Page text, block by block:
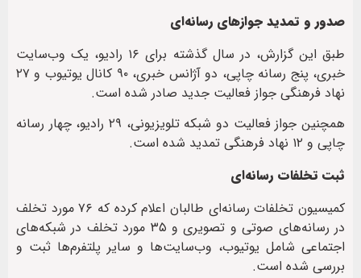
صدور و تمدید جوازهای رسانه‌ای
طبق این گزارش، در سال گذشته برای ۱۶ رادیو، یک وب‌سایت
خبری، پنج رسانه چاپی، دو آژانس خبری، ۹۰ کانال یوتیوب و ۲۷
نهاد فرهنگی جواز فعالیت جدید صادر شده است.
همچنین جواز فعالیت دو شبکه تلویزیونی، ۲۹ رادیو، چهار رسانه
چاپی و ۱۲ نهاد فرهنگی تمدید شده است.
ثبت تخلفات رسانه‌ای
کمیسیون تخلفات رسانه‌ای طالبان اعلام کرده که ۷۶ مورد تخلف
در رسانه‌های صوتی و تصویری و ۳۵ مورد تخلف در شبکه‌های
اجتماعی شامل یوتیوب، وب‌سایت‌ها و سایر پلتفرم‌ها ثبت و
بررسی شده است.